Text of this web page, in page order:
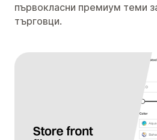
първокласни премиум теми
търговци.